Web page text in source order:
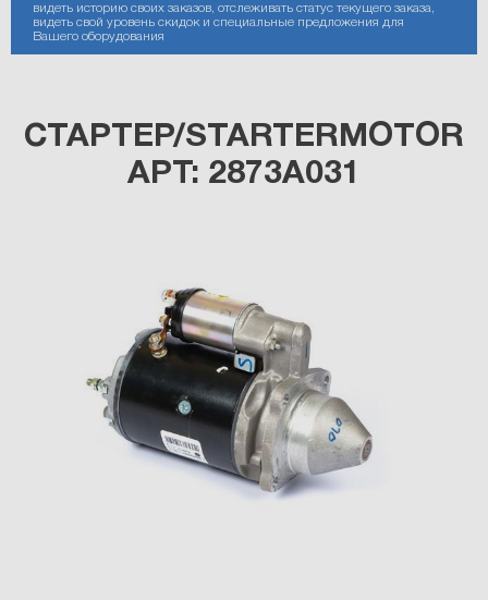
видеть историю своих заказов, отслеживать статус текущего заказа,
видеть свой уровень скидок и специальные предложения для
Вашего оборудования
СТАРТЕР/STARTERMOTOR
АРТ: 2873A031